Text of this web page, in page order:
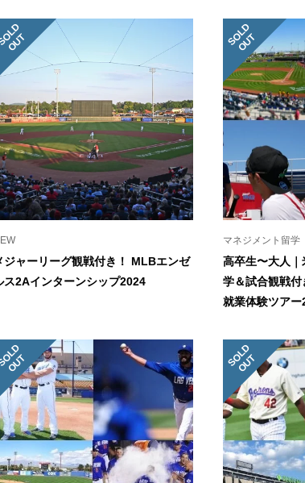
O
T
ジャーリーグ観戦付き！ MLBエンゼ
ス2Aインターンシップ2024
S
O
L
D
O
U
T
マネジメント留学
高卒生〜大人
学＆試合観戦
就業体験ツアー
O
T S
O
L
D
O
U
T